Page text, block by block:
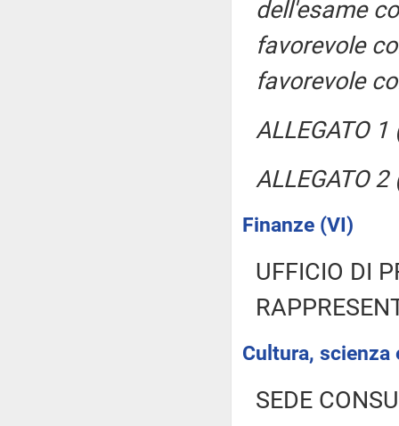
dell'esame
favorevole
favorevole
ALLEGATO
ALLEGATO
Finanze (VI)
UFFICIO DI
Cultura,
SEDE